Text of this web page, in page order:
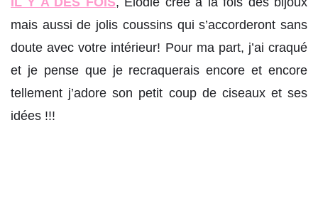
mais aussi de jolis coussins qui s’accorderont sans
doute avec votre intérieur! Pour ma part, j’ai craqué
et je pense que je recraquerais encore et encore
tellement j’adore son petit coup de ciseaux et ses
idées !!!